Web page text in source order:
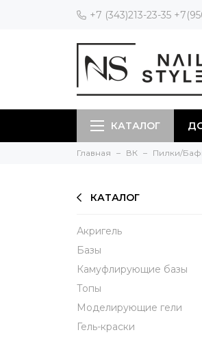
+7 (343)213-23-35
КАТАЛОГ
Главная ВК Пилки/
КАТАЛОГ
Акригель
Базы
Камуфлирующие базы
Топы
Моделирующие гели
Гель-краски